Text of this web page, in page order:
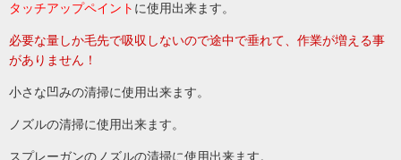
タッチアップペイント に使用出来ます。
必要な量しか毛先で吸収しないので途中で垂れて、作業が増える事
がありません！
小さな凹みの清掃に使用出来ます。
ノズルの清掃に使用出来ます。
スプレーガンのノズルの清掃に使用出来ます。